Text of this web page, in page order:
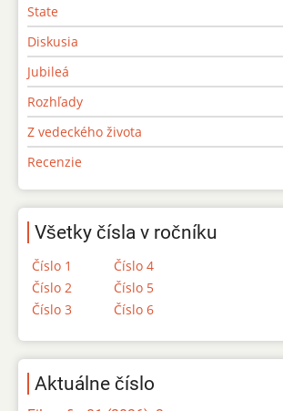
State
Diskusia
Jubileá
Rozhľady
Z vedeckého života
Recenzie
Všetky čísla v ročníku
Číslo 1
Číslo 2
Číslo 3
Číslo 4
Číslo 5
Číslo 6
Aktuálne číslo